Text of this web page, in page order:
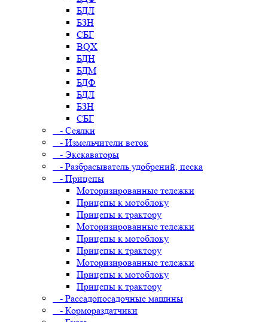
БДЛ
БЗН
СБГ
BQX
БДН
БДМ
БДФ
БДЛ
БЗН
СБГ
- Сеялки
- Измельчители веток
- Экскаваторы
- Разбрасыватель удобрений, песка
- Прицепы
Моторизированные тележки
Прицепы к мотоблоку
Прицепы к трактору
Моторизированные тележки
Прицепы к мотоблоку
Прицепы к трактору
Моторизированные тележки
Прицепы к мотоблоку
Прицепы к трактору
- Рассадопосадочные машины
- Кормораздатчики